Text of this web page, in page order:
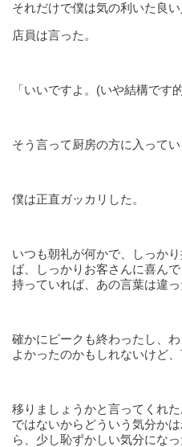
それだけで僕は気の利いた良
店員は言った。
「いいですよ。(いや結構です
そう言って厨房の方に入ってい
僕は正直ガッカリした。
いつも朝礼が何かで、しっか
ば、しっかりお客さんに喜ん
持っていれば、あの言葉は違っ
確かにピークも終わったし、
よかったのかもしれないけど、
移りましょうかと言ってくれ
ではないからどういう気分か
ら、少し恥ずかしい気分になっ